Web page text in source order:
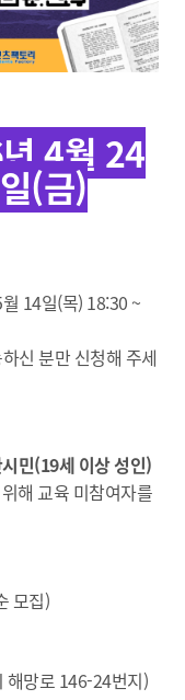
4월 24
(금)
14일(목) 18:30 ~
신 분만 신청해 주세
민(19세 이상 성인)
해 교육 미참여자를
모집)
망로 146-24번지)